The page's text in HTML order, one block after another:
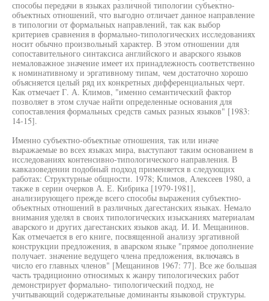
способы передачи в языках различной типологии субъектно-
объектных отношений, что выгодно отличает данное направление
в типологии от формальных направлений, так как выбор
критериев сравнения в формально-типологических исследованиях
носит обычно произвольный характер. В этом отношении для
сопоставительного синтаксиса английского и аварского языков
немаловажное значение имеет их принадлежность соответственно
к номинативному и эргативному типам, чем достаточно хорошо
объясняется целый ряд их конкретных дифференциальных черт.
Как отмечает Г. А. Климов, "именно семантический фактор
позволяет в этом случае найти определенные основания для
сопоставления формальных средств самых разных языков" [1983:
14-15].
Именно субъектно-объектные отношения, так или иначе
выражаемые во всех языках мира, выступают таким основанием в
исследованиях контенсивно-типологического направления. В
кавказоведении подобный подход применяется в следующих
работах: Структурные общности. 1978; Климов, Алексеев 1980, а
также в серии очерков А. Е. Кибрика [1979-1981],
анализирующего прежде всего способы выражения субъектно-
объектных отношений в различных дагестанских языках. Немало
внимания уделял в своих типологических изысканиях материалам
аварского и других дагестанских языков акад. И. И. Мещанинов.
Как отмечается в его книге, посвященной анализу эргативной
конструкции предложения, в аварском языке "прямое дополнение
получает. значение ведущего члена предложения, включаясь в
число его главных членов" [Мещанинов 1967: 77]. Все же большая
часть традиционно относимых к жанру типологических работ
демонстрирует формально- типологический подход, не
учитывающий содержательные доминанты языковой структуры.